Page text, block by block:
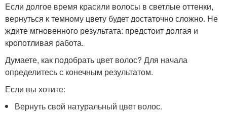
Если долгое время красили волосы в светлые оттенки,
вернуться к темному цвету будет достаточно сложно. Не
ждите мгновенного результата: предстоит долгая и
кропотливая работа.
Думаете, как подобрать цвет волос? Для начала
определитесь с конечным результатом.
Если вы хотите:
Вернуть свой натуральный цвет волос.